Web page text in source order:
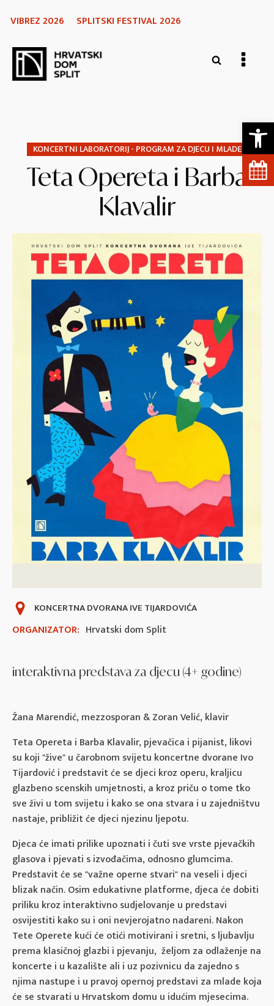
VIBREZ 2026 SPLITSKI FESTIVAL 2026
KONCERTNI LABORATORIJ - PROGRAM ZA DJECU I MLADE
Teta Opereta i Barba
Klavalir
ORGANIZATOR: Hrvatski dom Split
KONCERTNA DVORANA IVE TIJARDOVIĆA
interaktivna predstava za djecu (4+ godine)
Žana Marendić, mezzosporan & Zoran Velić, klavir
Teta Opereta i Barba Klavalir, pjevačica i pijanist, likovi
su koji "žive" u čarobnom svijetu koncertne dvorane Ivo
Tijardović i predstavit će se djeci kroz operu, kraljicu
glazbeno scenskih umjetnosti, a kroz priču o tome tko
sve živi u tom svijetu i kako se ona stvara i u zajedništvu
nastaje, približit će djeci njezinu ljepotu.
Djeca će imati prilike upoznati i čuti sve vrste pjevačkih
glasova i pjevati s izvođačima, odnosno glumcima.
Predstavit će se "važne operne stvari" na veseli i djeci
blizak način. Osim edukativne platforme, djeca će dobiti
priliku kroz interaktivno sudjelovanje u predstavi
osvijestiti kako su i oni nevjerojatno nadareni. Nakon
Tete Operete kući će otići motivirani i sretni, s ljubavlju
prema klasičnoj glazbi i pjevanju, željom za odlaženje na
koncerte i u kazalište ali i uz pozivnicu da zajedno s
njima nastupe i u pravoj opernoj predstavi za mlade koja
će se stvarati u Hrvatskom domu u idućim mjesecima.